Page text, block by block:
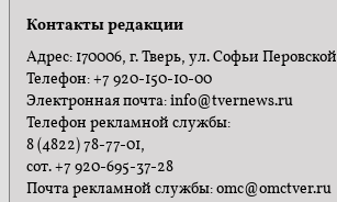
Контакты редакции
Адрес: 170006, г. Тверь, ул. Софьи
Телефон: +7 920-150-10-00
Электронная почта: info@tvernews.ru
Телефон рекламной службы:
8 (4822) 78-77-01,
сот. +7 920-695-37-28
Почта рекламной службы: omc@omctver.ru